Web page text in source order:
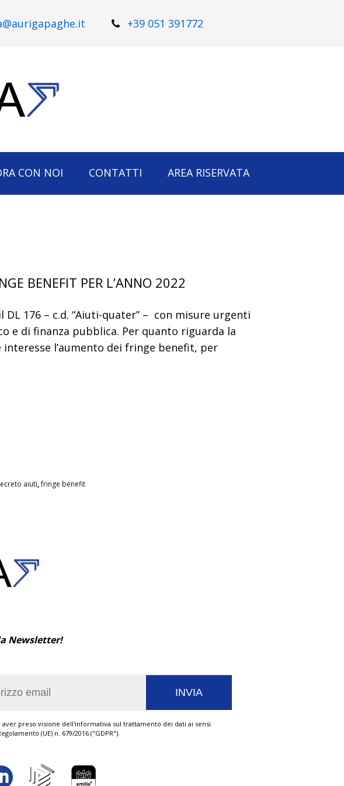
+39 051 391772
CON NOI CONTATTI AREA RISERVATA
BENEFIT PER L’ANNO 2022
176 – c.d. “Aiuti-quater” – con misure urgenti
e di finanza pubblica. Per quanto riguarda la
l’aumento dei fringe benefit, per
aiuti,fringe benefit
Newsletter!
aver preso visione dell'informativa sul trattamento dei dati ai sensi
(UE) n. 679/2016 ("GDPR").